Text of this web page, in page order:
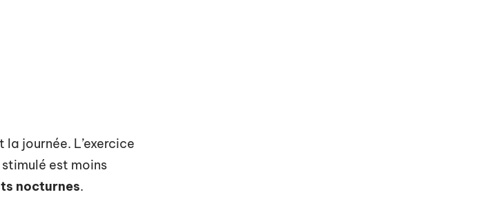
journée. L’exercice
est moins
nocturnes.